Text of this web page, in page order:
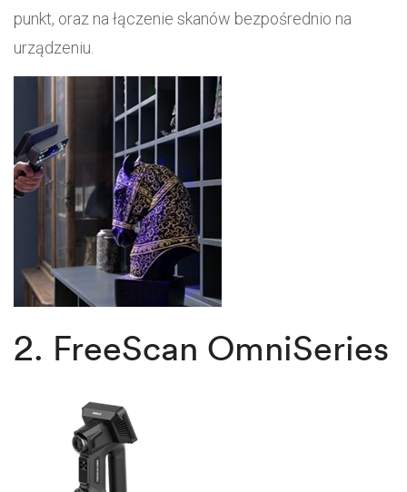
punkt, oraz na łączenie skanów bezpośrednio na
urządzeniu.
2. FreeScan OmniSeries